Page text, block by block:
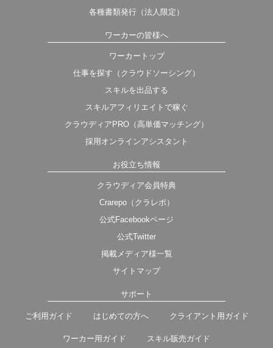
各種書類発行（法人限定）
ワーカーの皆様へ
ワーカートップ
仕事を探す（クラウドソーシング）
スキルを出品する
スキルアフィリエイトで稼ぐ
クラウディアPRO（高単価マッチング）
採用オンラインアシスタント
お役立ち情報
クラウディア会員特典
Crarepo（クラレポ）
公式Facebookページ
公式Twitter
掲載メディア様一覧
サイトマップ
サポート
ご利用ガイド はじめての方へ クライアント用ガイド
ワーカー用ガイド スキル販売ガイド